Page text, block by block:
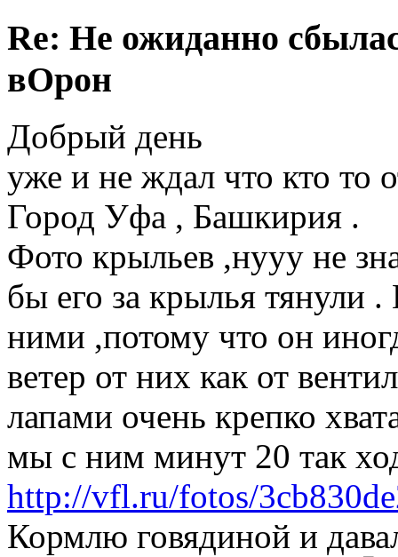
Re: Не ожиданно
вОрон
Добрый день
уже и не ждал что кто то
Город Уфа , Башкирия .
Фото крыльев ,нууу не
бы его за крылья тянули
ними ,потому что он
ветер от них как от
лапами очень крепко
мы с ним минут 20 так
http://vfl.ru/fotos/
Кормлю говядиной и